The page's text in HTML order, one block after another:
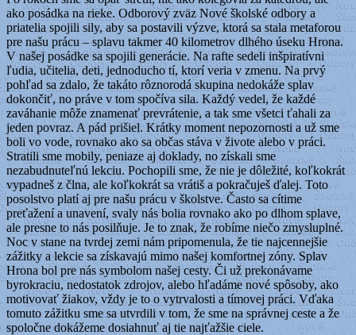
ako posádka na rieke. Odborový zväz Nové školské odbory a
priatelia spojili sily, aby sa postavili výzve, ktorá sa stala metaforou
pre našu prácu – splavu takmer 40 kilometrov dlhého úseku Hrona.
V našej posádke sa spojili generácie. Na rafte sedeli inšpiratívni
ľudia, učitelia, deti, jednoducho tí, ktorí veria v zmenu. Na prvý
pohľad sa zdalo, že takáto rôznorodá skupina nedokáže splav
dokončiť, no práve v tom spočíva sila. Každý vedel, že každé
zaváhanie môže znamenať prevrátenie, a tak sme všetci ťahali za
jeden povraz. A pád prišiel. Krátky moment nepozornosti a už sme
boli vo vode, rovnako ako sa občas stáva v živote alebo v práci.
Stratili sme mobily, peniaze aj doklady, no získali sme
nezabudnuteľnú lekciu. Pochopili sme, že nie je dôležité, koľkokrát
vypadneš z člna, ale koľkokrát sa vrátiš a pokračuješ ďalej. Toto
posolstvo platí aj pre našu prácu v školstve. Často sa cítime
preťažení a unavení, svaly nás bolia rovnako ako po dlhom splave,
ale presne to nás posilňuje. Je to znak, že robíme niečo zmysluplné.
Noc v stane na tvrdej zemi nám pripomenula, že tie najcennejšie
zážitky a lekcie sa získavajú mimo našej komfortnej zóny. Splav
Hrona bol pre nás symbolom našej cesty. Či už prekonávame
byrokraciu, nedostatok zdrojov, alebo hľadáme nové spôsoby, ako
motivovať žiakov, vždy je to o vytrvalosti a tímovej práci. Vďaka
tomuto zážitku sme sa utvrdili v tom, že sme na správnej ceste a že
spoločne dokážeme dosiahnuť aj tie najťažšie ciele.